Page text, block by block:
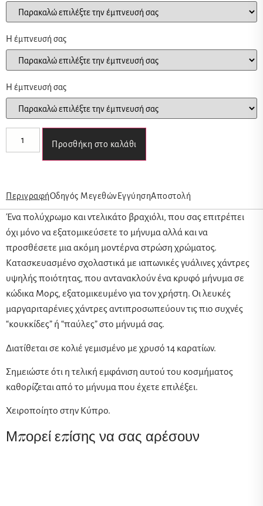
Η έμπνευσή σας
Η έμπνευσή σας
Προσθήκη στο καλάθι
ΠεριγραφήΟδηγός ΜεγεθώνΕγγύησηΑποστολή
Ένα πολύχρωμο και ντελικάτο βραχιόλι, που σας επιτρέπει
όχι μόνο να εξατομικεύσετε το μήνυμα αλλά και να
προσθέσετε μια ακόμη μοντέρνα στρώση χρώματος.
Κατασκευασμένο σχολαστικά με ιαπωνικές γυάλινες χάντρες
υψηλής ποιότητας, που αντανακλούν ένα κρυφό μήνυμα σε
κώδικα Μορς, εξατομικευμένο για τον χρήστη. Οι λευκές
μαργαριταρένιες χάντρες αντιπροσωπεύουν τις πιο συχνές
“κουκκίδες” ή “παύλες” στο μήνυμά σας.
Διατίθεται σε κολιέ γεμισμένο με χρυσό 14 καρατίων.
Σημειώστε ότι η τελική εμφάνιση αυτού του κοσμήματος
καθορίζεται από το μήνυμα που έχετε επιλέξει.
Χειροποίητο στην Κύπρο.
Μπορεί επίσης να σας αρέσουν